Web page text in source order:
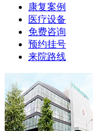
康复案例
医疗设备
免费咨询
预约挂号
来院路线